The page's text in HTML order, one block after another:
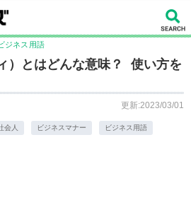
ジネス用語
）とはどんな意味？ 使い方を
更新:2023/03/01
会人 ビジネスマナー ビジネス用語